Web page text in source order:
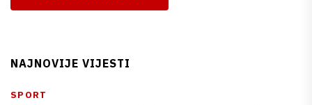
NAJNOVIJE VIJESTI
SPORT